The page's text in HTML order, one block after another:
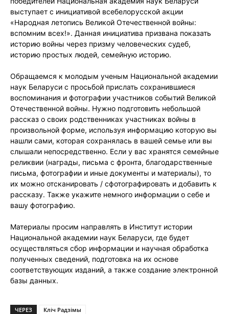
выступает с инициативой всебелорусской акции
«Народная летопись Великой Отечественной войны:
вспомним всех!». Данная инициатива призвана показать
историю войны через призму человеческих судеб,
историю простых людей, семейную историю.
Обращаемся к молодым ученым Национальной академии
наук Беларуси с просьбой прислать сохранившиеся
воспоминания и фотографии участников событий Великой
Отечественной войны. Нужно подготовить небольшой
рассказ о своих родственниках участниках войны в
произвольной форме, используя информацию которую вы
нашли сами, которая сохранялась в вашей семье или вы
слышали непосредственно. Если у вас хранятся семейные
реликвии (награды, письма с фронта, благодарственные
письма, фотографии и иные документы и материалы), то
их можно отсканировать / сфотографировать и добавить к
рассказу. Также укажите немного информации о себе и
вашу фотографию.
Материалы просим направлять в Институт истории
Национальной академии наук Беларуси, где будет
осуществляться сбор информации и научная обработка
полученных сведений, подготовка на их основе
соответствующих изданий, а также создание электронной
базы данных.
ЧЕРЕЗ Кліч Радзімы